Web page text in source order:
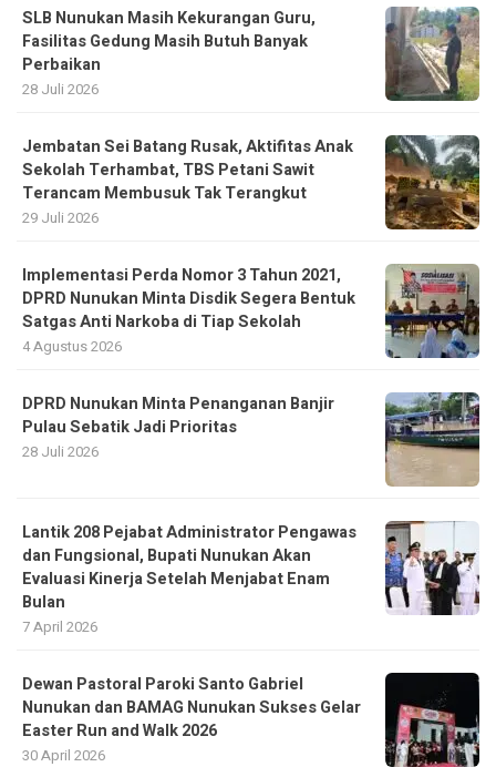
SLB Nunukan Masih Kekurangan Guru,
Fasilitas Gedung Masih Butuh Banyak
Perbaikan
28 Juli 2026
Jembatan Sei Batang Rusak, Aktifitas Anak
Sekolah Terhambat, TBS Petani Sawit
Terancam Membusuk Tak Terangkut
29 Juli 2026
Implementasi Perda Nomor 3 Tahun 2021,
DPRD Nunukan Minta Disdik Segera Bentuk
Satgas Anti Narkoba di Tiap Sekolah
4 Agustus 2026
DPRD Nunukan Minta Penanganan Banjir
Pulau Sebatik Jadi Prioritas
28 Juli 2026
Lantik 208 Pejabat Administrator Pengawas
dan Fungsional, Bupati Nunukan Akan
Evaluasi Kinerja Setelah Menjabat Enam
Bulan
7 April 2026
Dewan Pastoral Paroki Santo Gabriel
Nunukan dan BAMAG Nunukan Sukses Gelar
Easter Run and Walk 2026
30 April 2026